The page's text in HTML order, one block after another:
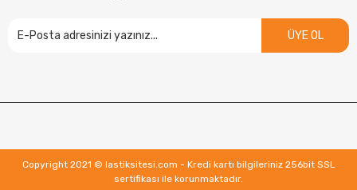
ÜYE OL
Copyright 2021 © lastiksitesi.com - Kredi kartı bilgileriniz 256bit SSL
sertifikası ile korunmaktadır.